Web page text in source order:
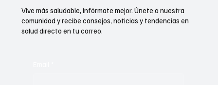
Vive más saludable, infórmate mejor. Únete a nuestra
comunidad y recibe consejos, noticias y tendencias en
salud directo en tu correo.